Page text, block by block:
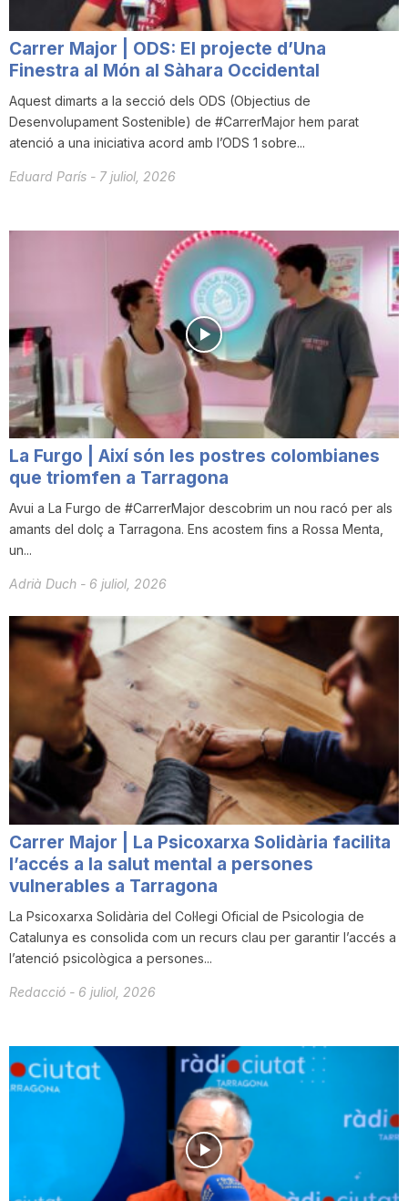
Carrer Major | ODS: El projecte d’Una
Finestra al Món al Sàhara Occidental
Aquest dimarts a la secció dels ODS (Objectius de
Desenvolupament Sostenible) de #CarrerMajor hem parat
atenció a una iniciativa acord amb l’ODS 1 sobre...
Eduard París - 7 juliol, 2026
La Furgo | Així són les postres colombianes
que triomfen a Tarragona
Avui a La Furgo de #CarrerMajor descobrim un nou racó per als
amants del dolç a Tarragona. Ens acostem fins a Rossa Menta,
un...
Adrià Duch - 6 juliol, 2026
Carrer Major | La Psicoxarxa Solidària facilita
l’accés a la salut mental a persones
vulnerables a Tarragona
La Psicoxarxa Solidària del Col·legi Oficial de Psicologia de
Catalunya es consolida com un recurs clau per garantir l’accés a
l’atenció psicològica a persones...
Redacció - 6 juliol, 2026